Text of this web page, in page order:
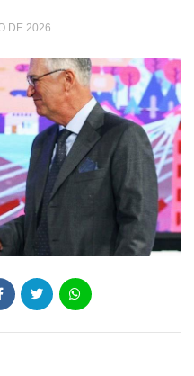
DE 2026.